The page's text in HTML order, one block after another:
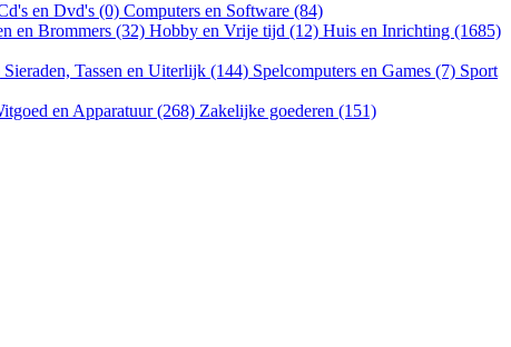
en Dvd's (0) Computers en Software (84)
en Brommers (32) Hobby en Vrije tijd (12) Huis en Inrichting (1685)
Sieraden, Tassen en Uiterlijk (144) Spelcomputers en Games (7) Sport
en Apparatuur (268) Zakelijke goederen (151)